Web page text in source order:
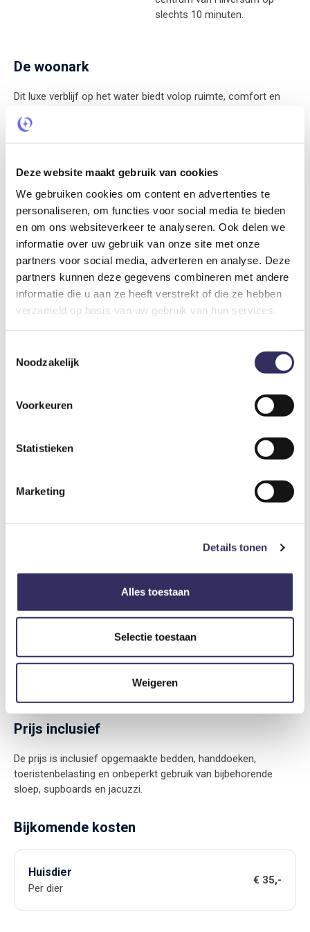
Deze website maakt gebruik van cookies
We gebruiken cookies om content en advertenties te
personaliseren, om functies voor social media te bieden
en om ons websiteverkeer te analyseren. Ook delen we
informatie over uw gebruik van onze site met onze
partners voor social media, adverteren en analyse. Deze
partners kunnen deze gegevens combineren met andere
informatie die u aan ze heeft verstrekt of die ze hebben
verzameld op basis van uw gebruik van hun services.
Noodzakelijk
Voorkeuren
Statistieken
Marketing
Details tonen
Alles toestaan
Selectie toestaan
Weigeren
slechts 10 minuten.
De woonark
Dit luxe verblijf op het water biedt volop ruimte, comfort en
Met circa 240 m² woonoppervlak en plek voor maximaal 11
personen voelt alles royaal en comfortabel aan, met vier
van alle gemakken is voorzien, inclusief wasmachine en
droger. De gezellige woonkamer met open haard en grote
eettafel nodigt uit tot lange avonden samen. Ook buiten is het
volop genieten. Vanaf het hooggelegen terras kijk je uit over
het water van de Loosdrechtse Plassen, terwijl de beschutte
tuin veel privacy biedt en uitnodigt tot ontspannen momenten
met een barbecue of een goed glas wijn. De verwarmde en
overdekte jacuzzi maakt het verblijf extra comfortabel,
ongeacht het seizoen. Uniek is dat je tijdens je verblijf
onbeperkt gebruik kunt maken van een ruime elektrische
een sfeervolle, groene jachthaven.
voor liefhebbers van water, natuur en buitenleven. Het
uitgestrekte gebied bestaat uit meerdere met elkaar
tot de mooiste watersportgebieden van Nederland. Vanaf het
water ontdek je rietkragen, legakkers en steeds wisselende
kanoën, zwemmen, zeilen en rustig dobberen.. Heerlijk toch?
lopen fraaie fiets- en wandelroutes door het Groene Hart,
langs polderlandschappen, bossen en karakteristieke dorpen
zoals Oud-Loosdrecht, Breukelen en Loenen aan de Vecht.
Onderweg kom je historische buitenplaatsen, kastelen en
landhuizen tegen en langs de plassen en in de havens vind je
bovendien restaurants en strandjes waar je kunt aanmeren
voor een lunch, borrel of diner.
Prijs inclusief
De prijs is inclusief opgemaakte bedden, handdoeken,
toeristenbelasting en onbeperkt gebruik van bijbehorende
sloep, supboards en jacuzzi.
Bijkomende kosten
Huisdier
Per dier
€ 35,-